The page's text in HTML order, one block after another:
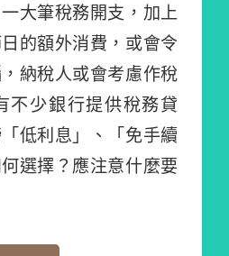
大筆稅務開支，加上
的額外消費，或會令
納稅人或會考慮作稅
不少銀行提供稅務貸
低利息」、「免手續
選擇？應注意什麼要